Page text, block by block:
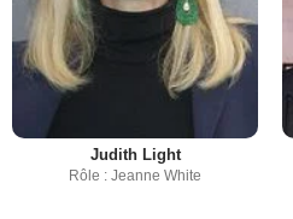
Judith Light
Rôle : Jeanne White